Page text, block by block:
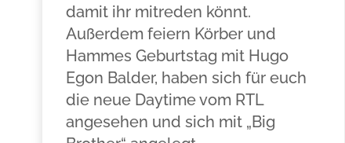
damit ihr mitreden könnt.
Außerdem feiern Körber und
Hammes Geburtstag mit Hugo
Egon Balder, haben sich für euch
die neue Daytime vom RTL
angesehen und sich mit „Big